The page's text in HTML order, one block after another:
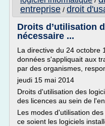
entreprise / droit
Droits d’utilisation
nécessaire ...
La directive du 24 octobre
données s'appliquait aux
par des organismes,
jeudi 15 mai 2014
Droits d'utilisation des
des licences au sein de
Les modes d'utilisation
ce soient les logiciels